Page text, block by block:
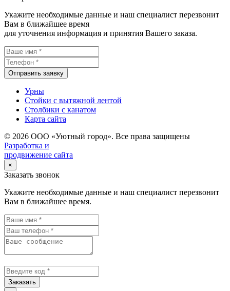
Укажите необходимые данные и наш специалист перезвонит
Вам в ближайшее время
для уточнения информация и принятия Вашего заказа.
Отправить заявку
Урны
Стойки с вытяжной лентой
Столбики с канатом
Карта сайта
© 2026 ООО «Уютный город». Все права защищены
Разработка и
продвижение сайта
×
Заказать звонок
Укажите необходимые данные и наш специалист перезвонит
Вам в ближайшее время.
Заказать